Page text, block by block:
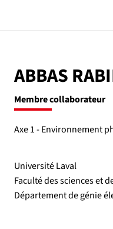
ABBAS
Membre collaborateur
Axe 1 - Environnement
Université Laval
Faculté des sciences et
Département de génie